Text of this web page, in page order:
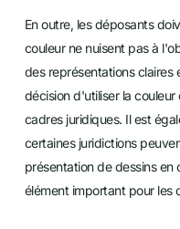
En outre, les déposants
couleur ne nuisent pas à
des représentations claires
décision d'utiliser la
cadres juridiques. Il est
certaines juridictions
présentation de dessins en
élément important pour les